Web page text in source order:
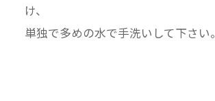
け、
単独で多めの水で手洗いして下さい。